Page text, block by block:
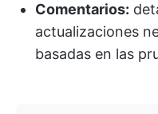
Comentarios:
actualizaciones
basadas en las